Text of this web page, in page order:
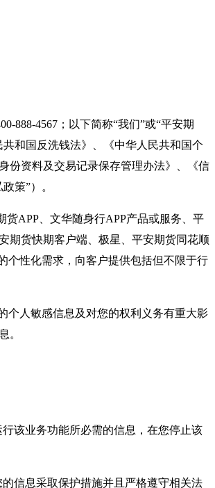
888-4567；以下简称“我们”或“平安期
和国反洗钱法》、《中华人民共和国个
份资料及交易记录保存管理办法》、《信
策”）。
APP、文华随身行APP产品或服务、平
期货快期客户端、极星、平安期货同花顺
个性化需求，向客户提供包括但不限于行
个人敏感信息及对您的权利义务有重大影
。
该业务功能所必需的信息，在您停止该
信息采取保护措施并且严格遵守相关法